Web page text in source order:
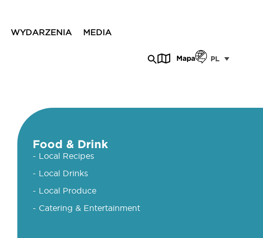
WYDARZENIA MEDIA
Mapa PL
Food & Drink
- Local Recipes
- Local Drinks
- Local Produce
- Catering & Entertainment